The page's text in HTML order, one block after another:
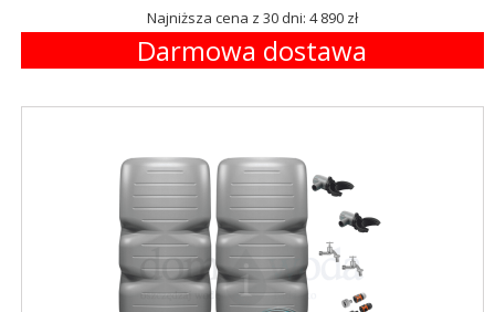
Najniższa cena z 30 dni: 4 890 zł
Darmowa dostawa